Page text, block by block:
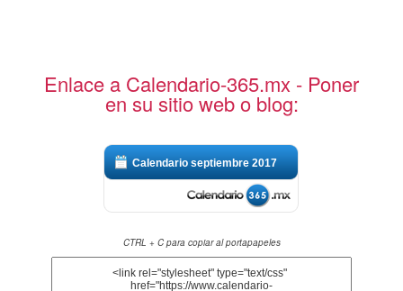
Enlace a Calendario-365.mx - Poner
en su sitio web o blog:
Calendario septiembre 2017
CTRL + C para copiar al portapapeles